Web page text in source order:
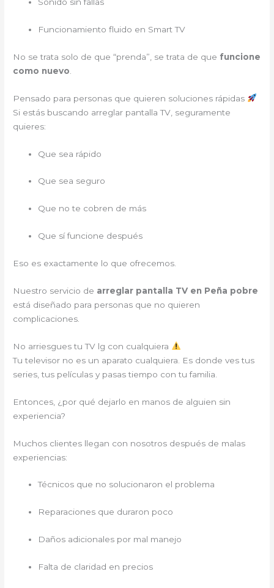
Funcionamiento fluido en Smart TV
No se trata solo de que “prenda”, se trata de que funcione
como nuevo
Pensado para personas que quieren soluciones rápidas
Si estás buscando arreglar pantalla TV, seguramente
quieres:
Que sea rápido
Que sea seguro
Que no te cobren de más
Que sí funcione después
Eso es exactamente lo que ofrecemos.
Nuestro servicio de arreglar pantalla TV en Peña pobre
está diseñado para personas que no quieren
complicaciones.
No arriesgues tu TV lg con cualquiera
Tu televisor no es un aparato cualquiera. Es donde ves tus
series, tus películas y pasas tiempo con tu familia.
Entonces, ¿por qué dejarlo en manos de alguien sin
experiencia?
Muchos clientes llegan con nosotros después de malas
experiencias:
Técnicos que no solucionaron el problema
Reparaciones que duraron poco
Daños adicionales por mal manejo
Falta de claridad en precios